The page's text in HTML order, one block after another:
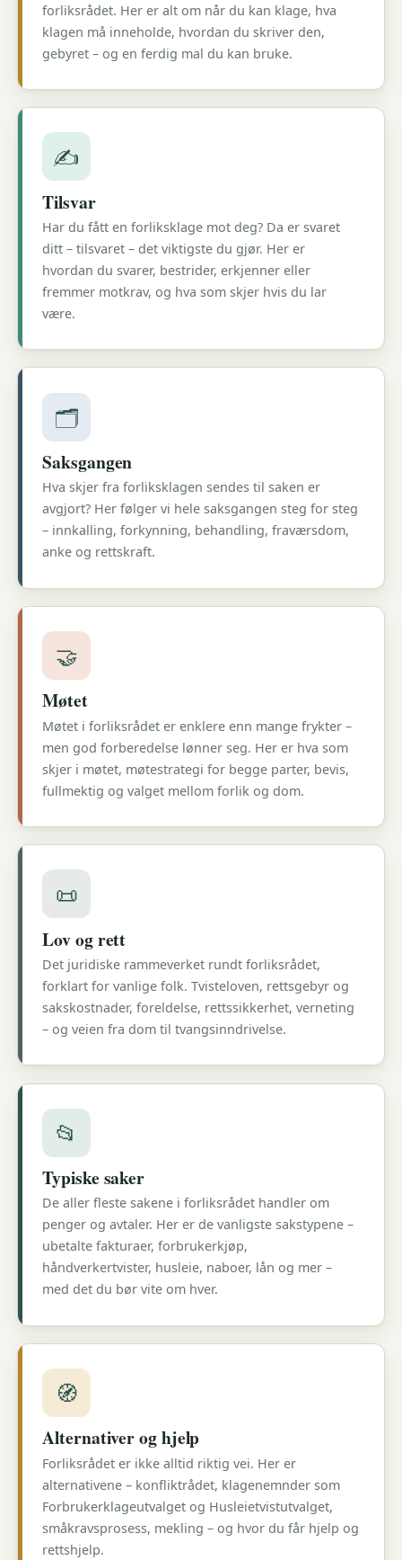
forliksrådet. Her er alt om når du kan klage, hva
klagen må inneholde, hvordan du skriver den,
gebyret – og en ferdig mal du kan bruke.
✍️
Tilsvar
Har du fått en forliksklage mot deg? Da er svaret
ditt – tilsvaret – det viktigste du gjør. Her er
hvordan du svarer, bestrider, erkjenner eller
fremmer motkrav, og hva som skjer hvis du lar
være.
🗂️
Saksgangen
Hva skjer fra forliksklagen sendes til saken er
avgjort? Her følger vi hele saksgangen steg for steg
– innkalling, forkynning, behandling, fraværsdom,
anke og rettskraft.
🤝
Møtet
Møtet i forliksrådet er enklere enn mange frykter –
men god forberedelse lønner seg. Her er hva som
skjer i møtet, møtestrategi for begge parter, bevis,
fullmektig og valget mellom forlik og dom.
📜
Lov og rett
Det juridiske rammeverket rundt forliksrådet,
forklart for vanlige folk. Tvisteloven, rettsgebyr og
sakskostnader, foreldelse, rettssikkerhet, verneting
– og veien fra dom til tvangsinndrivelse.
📂
Typiske saker
De aller fleste sakene i forliksrådet handler om
penger og avtaler. Her er de vanligste sakstypene –
ubetalte fakturaer, forbrukerkjøp,
håndverkertvister, husleie, naboer, lån og mer –
med det du bør vite om hver.
🧭
Alternativer og hjelp
Forliksrådet er ikke alltid riktig vei. Her er
alternativene – konfliktrådet, klagenemnder som
Forbrukerklageutvalget og Husleietvistutvalget,
småkravsprosess, mekling – og hvor du får hjelp og
rettshjelp.